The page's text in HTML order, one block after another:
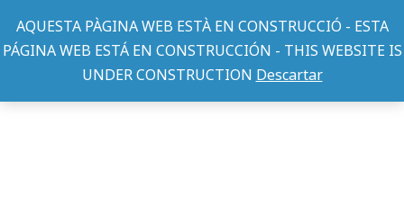
AQUESTA PÀGINA WEB ESTÀ EN CONSTRUCCIÓ - ESTA
PÁGINA WEB ESTÁ EN CONSTRUCCIÓN - THIS WEBSITE IS
UNDER CONSTRUCTION Descartar